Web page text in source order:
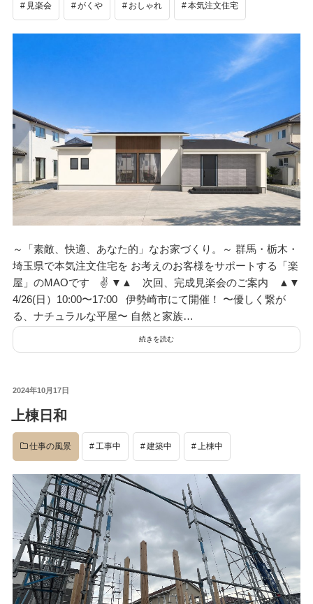
見楽会 がくや おしゃれ 本気注文住宅
～「素敵、快適、あなた的」なお家づくり。～ 群馬・栃木・
埼玉県で本気注文住宅を お考えのお客様をサポートする「楽
屋」のMAOです ✌ ▼▲ 次回、完成見楽会のご案内 ▲▼
4/26(日）10:00〜17:00 伊勢崎市にて開催！ 〜優しく繋が
る、ナチュラルな平屋〜 自然と家族…
続きを読む
投
日:
2024年10月17日
上棟日和
仕事の風景 工事中 建築中 上棟中
検
索:
検
本気注文住宅なら群馬の工務店｜楽屋（がくや）
お問い合わせ
(受付／10:00～18:00)
楽屋トップ アクセス 会社概要